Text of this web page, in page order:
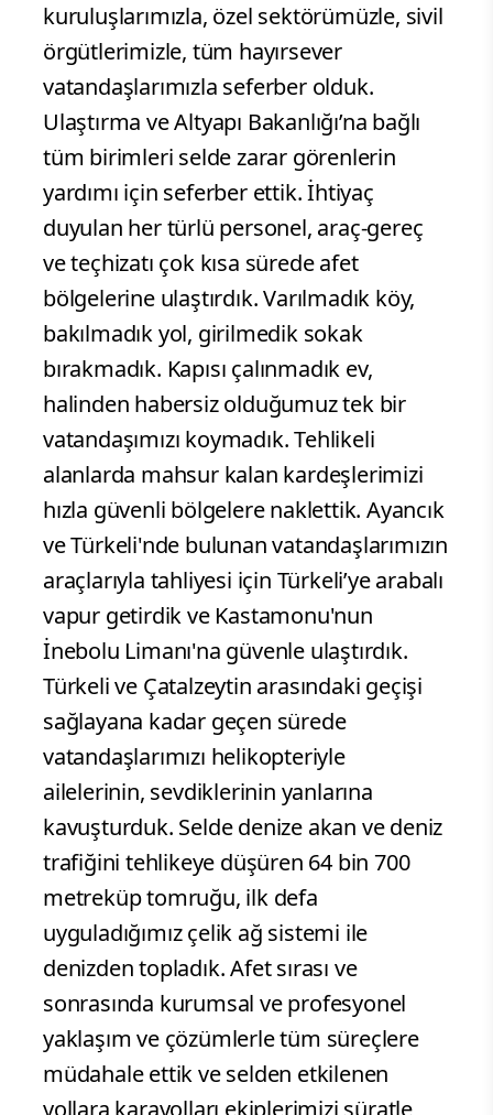
kuruluşlarımızla, özel sektörümüzle, sivil
örgütlerimizle, tüm hayırsever
vatandaşlarımızla seferber olduk.
Ulaştırma ve Altyapı Bakanlığı’na bağlı
tüm birimleri selde zarar görenlerin
yardımı için seferber ettik. İhtiyaç
duyulan her türlü personel, araç-gereç
ve teçhizatı çok kısa sürede afet
bölgelerine ulaştırdık. Varılmadık köy,
bakılmadık yol, girilmedik sokak
bırakmadık. Kapısı çalınmadık ev,
halinden habersiz olduğumuz tek bir
vatandaşımızı koymadık. Tehlikeli
alanlarda mahsur kalan kardeşlerimizi
hızla güvenli bölgelere naklettik. Ayancık
ve Türkeli'nde bulunan vatandaşlarımızın
araçlarıyla tahliyesi için Türkeli’ye arabalı
vapur getirdik ve Kastamonu'nun
İnebolu Limanı'na güvenle ulaştırdık.
Türkeli ve Çatalzeytin arasındaki geçişi
sağlayana kadar geçen sürede
vatandaşlarımızı helikopteriyle
ailelerinin, sevdiklerinin yanlarına
kavuşturduk. Selde denize akan ve deniz
trafiğini tehlikeye düşüren 64 bin 700
metreküp tomruğu, ilk defa
uyguladığımız çelik ağ sistemi ile
denizden topladık. Afet sırası ve
sonrasında kurumsal ve profesyonel
yaklaşım ve çözümlerle tüm süreçlere
müdahale ettik ve selden etkilenen